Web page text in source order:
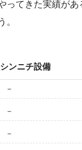
ってきた実績が
。
ンニチ設備
－
－
－